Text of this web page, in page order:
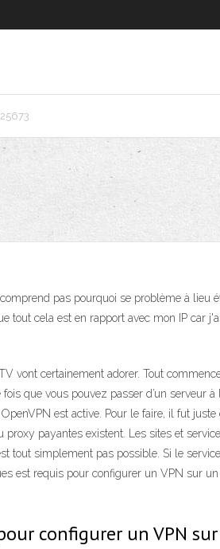
pas pourquoi se problème à lieu
tout cela est en rapport avec mon IP car
vont certainement adorer. Tout
que vous pouvez passer d’un serveur à
est active. Pour le faire, il fut juste
payantes existent. Les sites et
tout simplement pas possible. Si le
est requis pour configurer un VPN sur un
configurer un VPN